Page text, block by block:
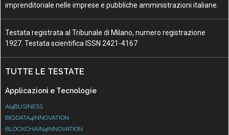
imprenditoriale nelle imprese e pubbliche amministrazioni italiane.
Testata registrata al Tribunale di Milano, numero registrazione
1927. Testata scientifica ISSN 2421-4167
TUTTE LE TESTATE
Applicazioni e Tecnologie
AI4BUSINESS
BIGDATA4INNOVATION
BLOCKCHAIN4INNOVATION